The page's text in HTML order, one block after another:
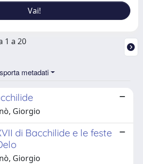
1 a 20
metadati
Giorgio
di Bacchilide e le feste
Giorgio